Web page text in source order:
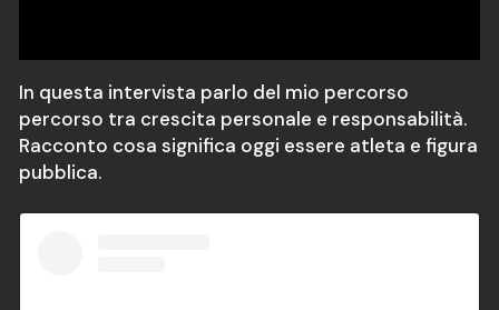
In questa intervista parlo del mio percorso
percorso tra crescita personale e responsabilità.
Racconto cosa significa oggi essere atleta e figura
pubblica.